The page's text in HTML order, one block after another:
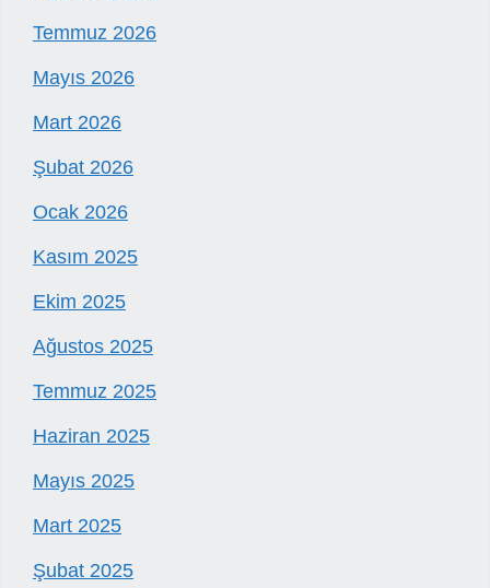
Temmuz 2026
Mayıs 2026
Mart 2026
Şubat 2026
Ocak 2026
Kasım 2025
Ekim 2025
Ağustos 2025
Temmuz 2025
Haziran 2025
Mayıs 2025
Mart 2025
Şubat 2025